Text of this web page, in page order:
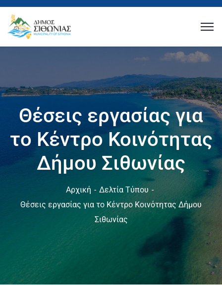
Θέσεις εργασίας για
το Κέντρο Κοινότητας
Δήμου Σιθωνίας
Αρχική
Δελτία Τύπου
Θέσεις εργασίας για το Κέντρο Κοινότητας Δήμου
Σιθωνίας